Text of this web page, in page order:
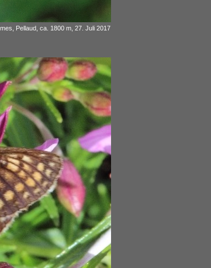
Pellaud, ca. 1800 m, 27. Juli 2017